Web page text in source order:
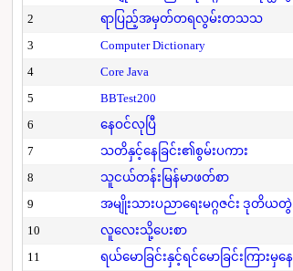
2
ရာပြည့်အမှတ်တရလွမ်းတသသ
3
Computer Dictionary
4
Core Java
5
BBTest200
6
နေဝင်လုပြီ
7
သတိနှင့်နေခြင်း၏စွမ်းပကား
8
သူငယ်တန်းမြန်မာဖတ်စာ
9
အမျိုးသားပညာရေးမဂ္ဂဇင်း ဒုတိယတွဲ
10
လူလေးသို့ပေးစာ
11
ရယ်မောခြင်းနှင့်ရင်မောခြင်းကြာ